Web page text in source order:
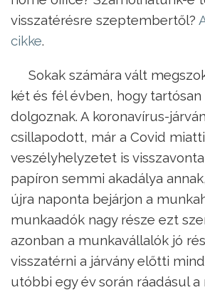
visszatérésre szeptembertől?
cikke.
Sokak számára vált
két és fél évben, hogy
dolgoznak. A koronavírus-
csillapodott, már a Covid miatti
veszélyhelyzetet is
papíron semmi akadálya
újra naponta bejárjon a
munkaadók nagy része ezt
azonban a munkavállalók jó
visszatérni a járvány előtti
utóbbi egy év során ráadásul